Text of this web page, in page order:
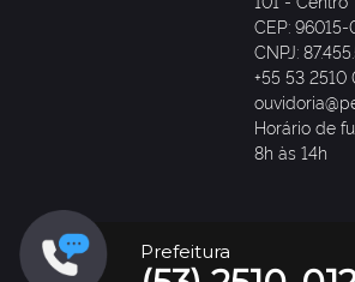
CEP: 96015-
CNPJ:
+55 53 2510
Horário de
8h às 14h
Prefeitura